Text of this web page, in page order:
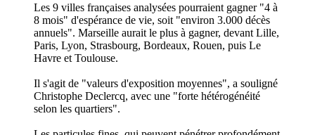
Les 9 villes françaises analysées pourraient gagner "4 à
8 mois" d'espérance de vie, soit "environ 3.000 décès
annuels". Marseille aurait le plus à gagner, devant Lille,
Paris, Lyon, Strasbourg, Bordeaux, Rouen, puis Le
Havre et Toulouse.
Il s'agit de "valeurs d'exposition moyennes", a souligné
Christophe Declercq, avec une "forte hétérogénéité
selon les quartiers".